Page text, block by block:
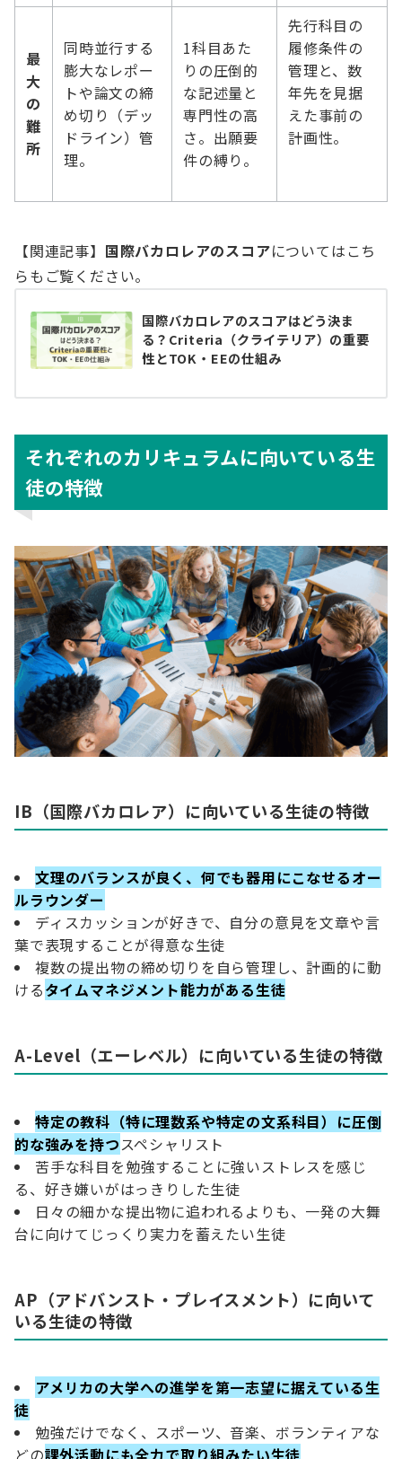
最
大
の
難
所
同時並行する
膨大なレポー
トや論文の締
め切り（デッ
ドライン）管
理。
1科目あた
りの圧倒的
な記述量と
専門性の高
さ。出願要
件の縛り。
先行科目の
履修条件の
管理と、数
年先を見据
えた事前の
計画性。
【関連記事】 国際バカロレアのスコアについてはこち
らもご覧ください。
国際バカロレアのスコアはどう決ま
る？Criteria（クライテリア）の重要
性とTOK・EEの仕組み
それぞれのカリキュラムに向いている生
徒の特徴
IB（国際バカロレア）に向いている生徒の特徴
文理のバランスが良く、何でも器用にこなせるオー
ルラウンダー
ディスカッションが好きで、自分の意見を文章や言
葉で表現することが得意な生徒
複数の提出物の締め切りを自ら管理し、計画的に動
けるタイムマネジメント能力がある生徒
A-Level（エーレベル）に向いている生徒の特徴
特定の教科（特に理数系や特定の文系科目）に圧倒
的な強みを持つスペシャリスト
苦手な科目を勉強することに強いストレスを感じ
る、好き嫌いがはっきりした生徒
日々の細かな提出物に追われるよりも、一発の大舞
台に向けてじっくり実力を蓄えたい生徒
AP（アドバンスト・プレイスメント）に向いて
いる生徒の特徴
アメリカの大学への進学を第一志望に据えている生
徒
勉強だけでなく、スポーツ、音楽、ボランティアな
どの課外活動にも全力で取り組みたい生徒